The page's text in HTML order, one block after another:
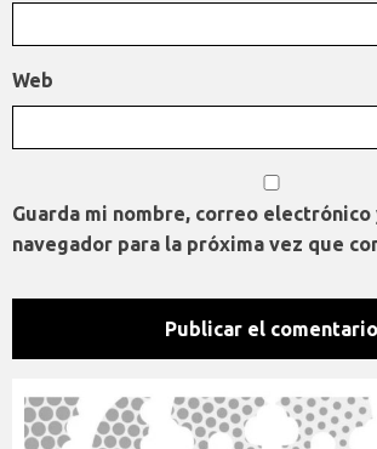
Web
Guarda mi nombre, correo electrónico
navegador para la próxima vez que